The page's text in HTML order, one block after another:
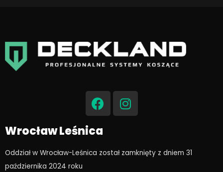
F
a
c
e
b
o
I
n
s
g
Wrocław Leśnica
Oddział w Wrocław-Leśnica został zamknięty z dniem 31
października 2024 roku​